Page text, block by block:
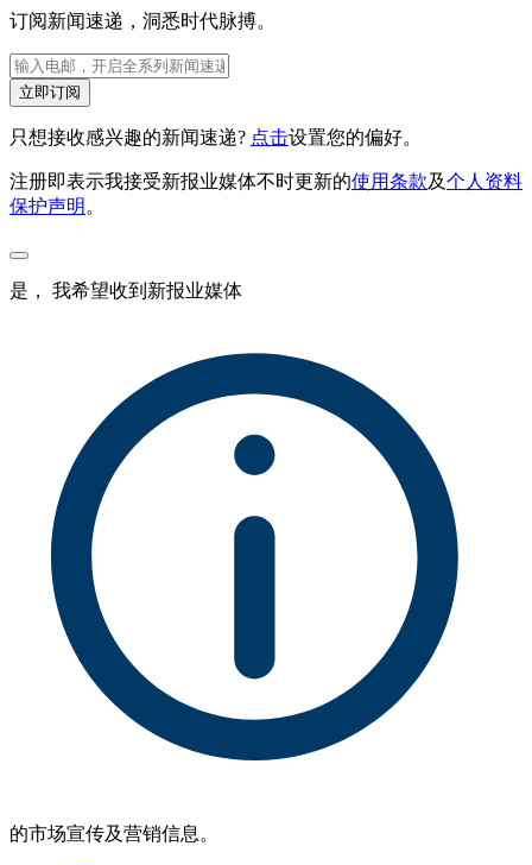
订阅新闻速递，洞悉时代脉搏。
立即订阅
只想接收感兴趣的新闻速递? 点击设置您的偏好。
注册即表示我接受新报业媒体不时更新的使用条款及个人资料
保护声明 。
是， 我希望收到新报业媒体
的市场宣传及营销信息。